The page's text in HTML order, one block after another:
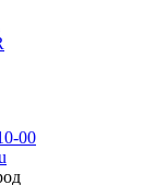
00